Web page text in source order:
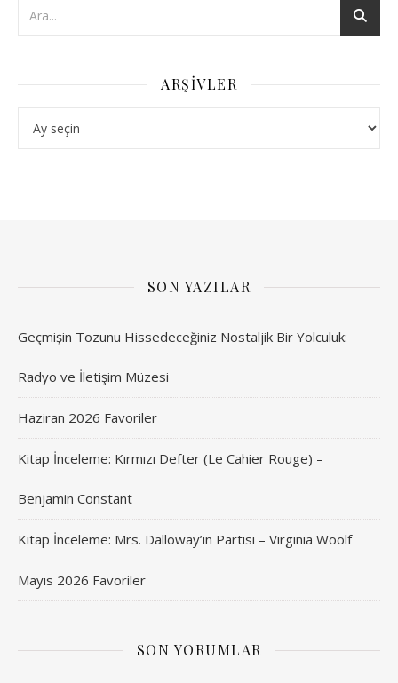
ARŞIVLER
SON YAZILAR
Geçmişin Tozunu Hissedeceğiniz Nostaljik Bir Yolculuk:
Radyo ve İletişim Müzesi
Haziran 2026 Favoriler
Kitap İnceleme: Kırmızı Defter (Le Cahier Rouge) –
Benjamin Constant
Kitap İnceleme: Mrs. Dalloway’in Partisi – Virginia Woolf
Mayıs 2026 Favoriler
SON YORUMLAR